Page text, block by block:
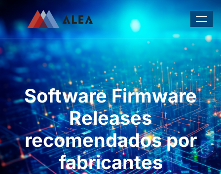
Software Firmware
Releases
recomendados por
fabricantes